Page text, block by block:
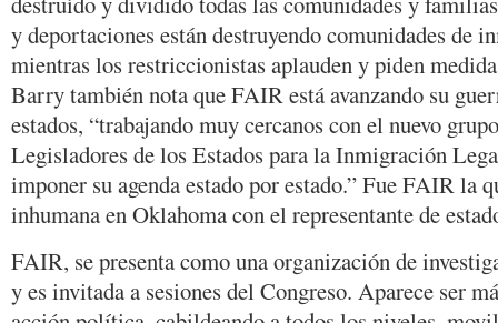
y deportaciones están destruyendo comunidades de
mientras los restriccionistas aplauden y piden
Barry también nota que FAIR está avanzando su
estados, “trabajando muy cercanos con el nuevo
Legisladores de los Estados para la Inmigración
imponer su agenda estado por estado.” Fue FAIR la
inhumana en Oklahoma con el representante de
FAIR, se presenta como una organización de
y es invitada a sesiones del Congreso. Aparece ser